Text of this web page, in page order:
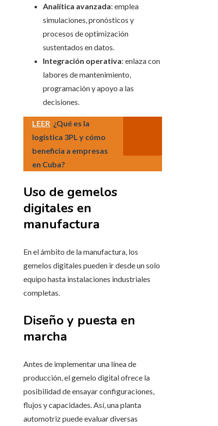
Analítica avanzada: emplea
simulaciones, pronósticos y
procesos de optimización
sustentados en datos.
Integración operativa: enlaza con
labores de mantenimiento,
programación y apoyo a las
decisiones.
LEER ¿Qué es la
logística 3PL y cómo
beneficia a empresas
en Cuba?
Uso de gemelos
digitales en
manufactura
En el ámbito de la manufactura, los
gemelos digitales pueden ir desde un solo
equipo hasta instalaciones industriales
completas.
Diseño y puesta en
marcha
Antes de implementar una línea de
producción, el gemelo digital ofrece la
posibilidad de ensayar configuraciones,
flujos y capacidades. Así, una planta
automotriz puede evaluar diversas